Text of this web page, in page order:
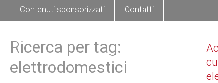
Contenuti sponsorizzati Contatti
Ricerca per tag:
elettrodomestici